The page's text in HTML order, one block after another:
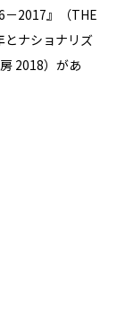
－2017』（THE
とナショナリズ
2018）があ